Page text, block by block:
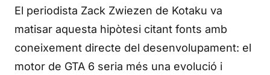
El periodista Zack Zwiezen de Kotaku va
matisar aquesta hipòtesi citant fonts amb
coneixement directe del desenvolupament: el
motor de GTA 6 seria més una evolució i